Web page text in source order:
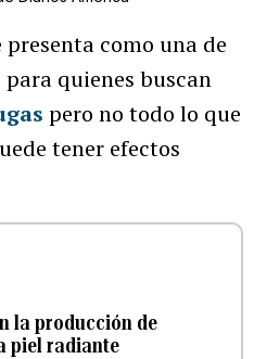
como una de
quienes buscan
pero no todo lo que
tener efectos
la producción de
piel radiante